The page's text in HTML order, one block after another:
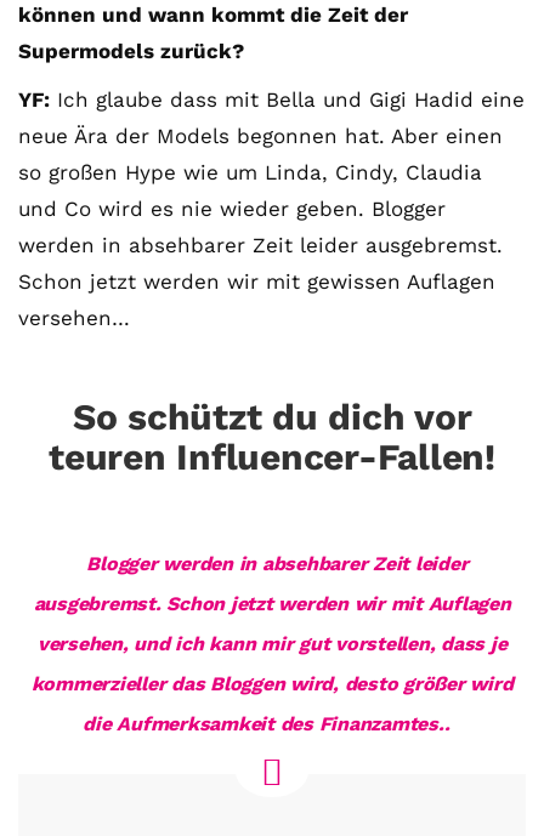
können und wann kommt die Zeit der
Supermodels zurück?
YF: Ich glaube dass mit Bella und Gigi Hadid eine
neue Ära der Models begonnen hat. Aber einen
so großen Hype wie um Linda, Cindy, Claudia
und Co wird es nie wieder geben. Blogger
werden in absehbarer Zeit leider ausgebremst.
Schon jetzt werden wir mit gewissen Auflagen
versehen…
So schützt du dich vor
teuren Influencer-Fallen!
Blogger werden in absehbarer Zeit leider
ausgebremst. Schon jetzt werden wir mit Auflagen
versehen, und ich kann mir gut vorstellen, dass je
kommerzieller das Bloggen wird, desto größer wird
die Aufmerksamkeit des Finanzamtes..